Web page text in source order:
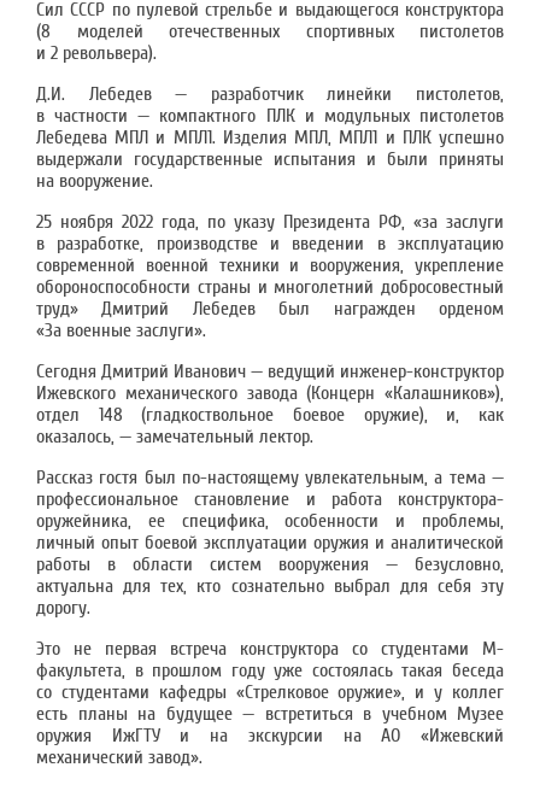
Сил СССР по пулевой стрельбе и выдающегося конструктора
(8 моделей отечественных спортивных пистолетов
и 2 револьвера).
Д.И. Лебедев — разработчик линейки пистолетов,
в частности — компактного ПЛК и модульных пистолетов
Лебедева МПЛ и МПЛ1. Изделия МПЛ, МПЛ1 и ПЛК успешно
выдержали государственные испытания и были приняты
на вооружение.
25 ноября 2022 года, по указу Президента РФ, «за заслуги
в разработке, производстве и введении в эксплуатацию
современной военной техники и вооружения, укрепление
обороноспособности страны и многолетний добросовестный
труд» Дмитрий Лебедев был награжден орденом
«За военные заслуги».
Сегодня Дмитрий Иванович — ведущий инженер-конструктор
Ижевского механического завода (Концерн «Калашников»),
отдел 148 (гладкоствольное боевое оружие), и, как
оказалось, — замечательный лектор.
Рассказ гостя был по-настоящему увлекательным, а тема —
профессиональное становление и работа конструктора-
оружейника, ее специфика, особенности и проблемы,
личный опыт боевой эксплуатации оружия и аналитической
работы в области систем вооружения — безусловно,
актуальна для тех, кто сознательно выбрал для себя эту
дорогу.
Это не первая встреча конструктора со студентами М-
факультета, в прошлом году уже состоялась такая беседа
со студентами кафедры «Стрелковое оружие», и у коллег
есть планы на будущее — встретиться в учебном Музее
оружия ИжГТУ и на экскурсии на АО «Ижевский
механический завод».